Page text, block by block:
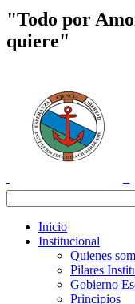
"Todo por
quiere"
Inicio
Institucional
Quienes
Pilares
Gobierno
Principios